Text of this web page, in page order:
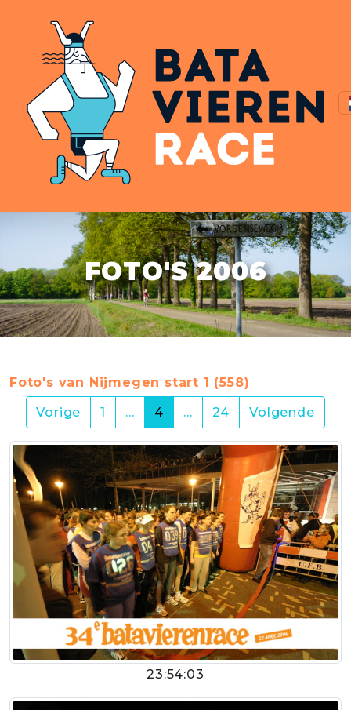
FOTO'S 2006
Foto's van Nijmegen start 1 (558)
Vorige
1 … 4(current)
… 24 Volgende
23:54:03